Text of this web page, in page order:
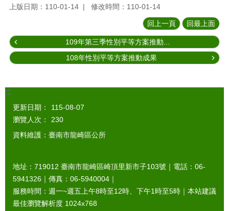
上版日期：110-01-14 修改時間：110-01-14
回上一頁 回最上面
109年第三季性別平等方案推動...
108年性別平等方案推動成果
:::
更新日期：
115-08-07
瀏覽人次：
230
資料維護：臺南市龍崎區公所
地址：719012 臺南市龍崎區崎頂里新市子103號｜電話：06-
5941326｜傳真：06-5940004｜
服務時間：週一~週五上午8時至12時、下午1時至5時｜本站建議
最佳瀏覽解析度 1024x768